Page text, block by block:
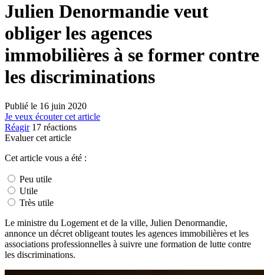
Julien Denormandie veut
obliger les agences
immobilières à se former contre
les discriminations
Publié le 16 juin 2020
Je veux écouter cet article
Réagir 17 réactions
Evaluer cet article
Cet article vous a été :
Peu utile
Utile
Très utile
Le ministre du Logement et de la ville, Julien Denormandie,
annonce un décret obligeant toutes les agences immobilières et les
associations professionnelles à suivre une formation de lutte contre
les discriminations.